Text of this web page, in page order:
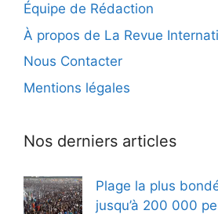
Équipe de Rédaction
À propos de La Revue
Nous Contacter
Mentions légales
Nos derniers articles
Plage la plus
jusqu’à 200 000